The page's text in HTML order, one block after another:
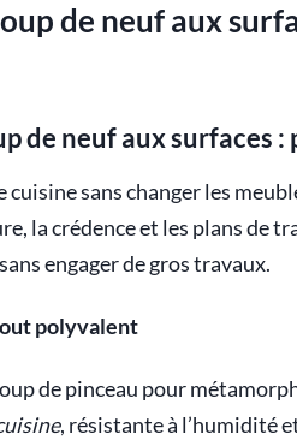
de neuf aux
de neuf aux surfaces
cuisine sans changer les
la crédence et les plans
engager de gros travaux.
polyvalent
de pinceau pour
, résistante à l’humidité